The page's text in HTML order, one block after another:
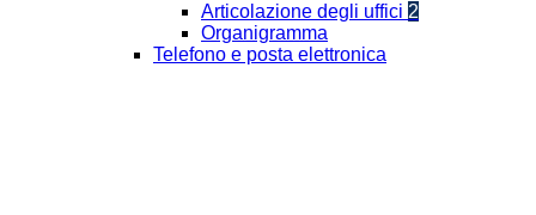
Articolazione degli uffici 2
Organigramma
Telefono e posta elettronica